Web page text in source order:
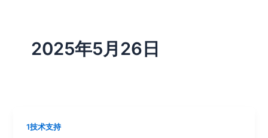
2025年5月26日
1技术支持